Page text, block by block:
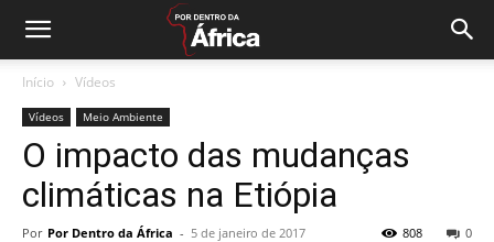
Início Vídeos
Vídeos Meio Ambiente
O impacto das mudanças
climáticas na Etiópia
Por Por Dentro da África - 5 de janeiro de 2017 0
808